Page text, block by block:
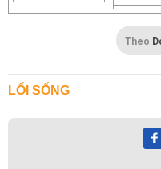
Theo
LỐI SỐNG